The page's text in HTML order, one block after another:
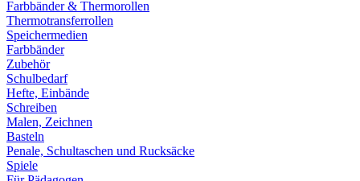
Farbbänder & Thermorollen
Thermotransferrollen
Speichermedien
Farbbänder
Zubehör
Schulbedarf
Hefte, Einbände
Schreiben
Malen, Zeichnen
Basteln
Penale, Schultaschen und Rucksäcke
Spiele